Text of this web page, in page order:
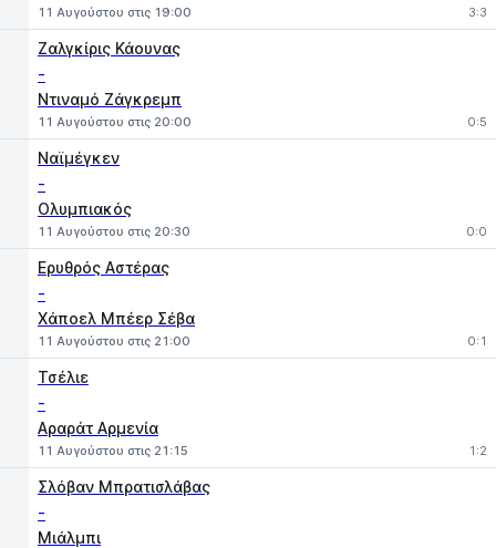
11 Αυγούστου στις 19:00 3:3
Ζαλγκίρις Κάουνας
-
Ντιναμό Ζάγκρεμπ
11 Αυγούστου στις 20:00 0:5
Ναϊμέγκεν
-
Ολυμπιακός
11 Αυγούστου στις 20:30 0:0
Ερυθρός Αστέρας
-
Χάποελ Μπέερ Σέβα
11 Αυγούστου στις 21:00 0:1
Τσέλιε
-
Αραράτ Αρμενία
11 Αυγούστου στις 21:15 1:2
Σλόβαν Μπρατισλάβας
-
Μιάλμπι